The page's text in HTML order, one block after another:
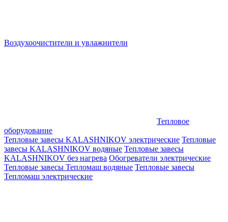
Воздухоочистители и увлажнители
Тепловое
оборудование
Тепловые завесы KALASHNIKOV электрические Тепловые
завесы KALASHNIKOV водяные Тепловые завесы
KALASHNIKOV без нагрева Обогреватели электрические
Тепловые завесы Тепломаш водяные Тепловые завесы
Тепломаш электрические